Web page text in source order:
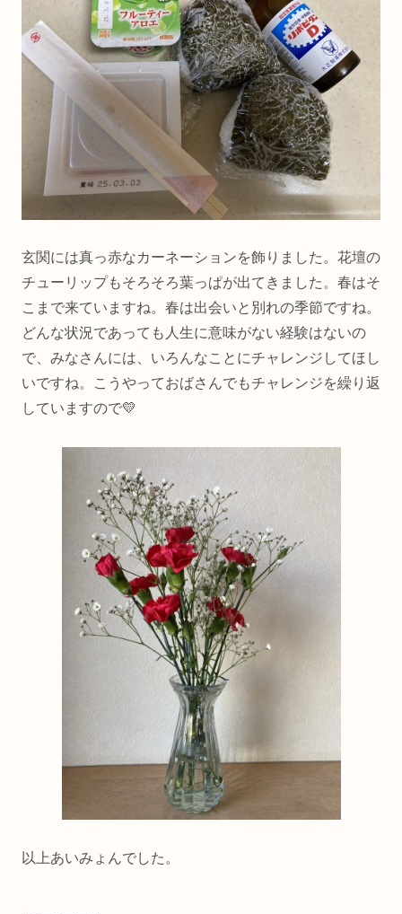
玄関には真っ赤なカーネーションを飾りました。花壇の
チューリップもそろそろ葉っぱが出てきました。春はそ
こまで来ていますね。春は出会いと別れの季節ですね。
どんな状況であっても人生に意味がない経験はないの
で、みなさんには、いろんなことにチャレンジしてほし
いですね。こうやっておばさんでもチャレンジを繰り返
していますので💛
以上あいみょんでした。